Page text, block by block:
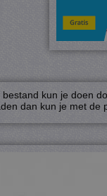
kun je doen
dan kun je met de